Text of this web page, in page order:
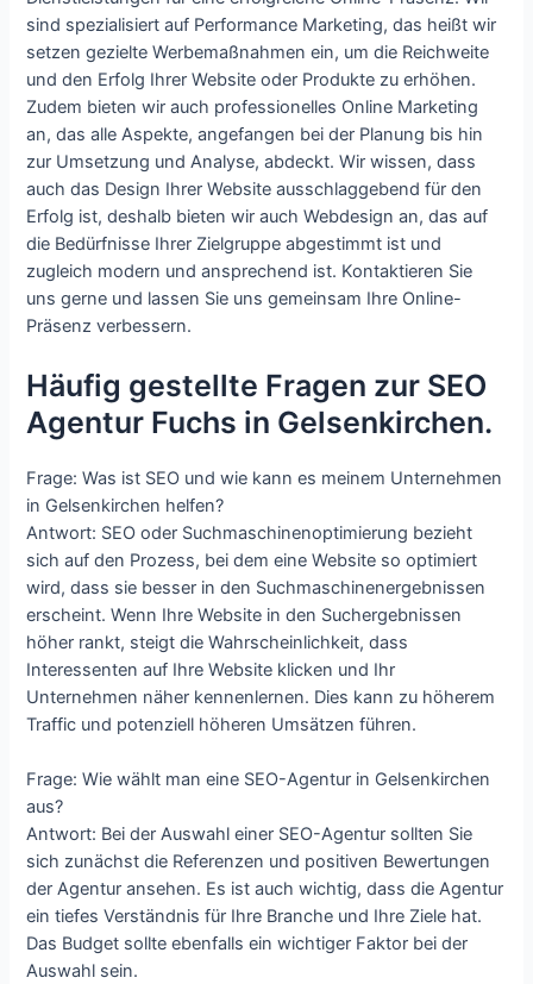
sind spezialisiert auf Performance Marketing, das heißt wir
setzen gezielte Werbemaßnahmen ein, um die Reichweite
und den Erfolg Ihrer Website oder Produkte zu erhöhen.
Zudem bieten wir auch professionelles Online Marketing
an, das alle Aspekte, angefangen bei der Planung bis hin
zur Umsetzung und Analyse, abdeckt. Wir wissen, dass
auch das Design Ihrer Website ausschlaggebend für den
Erfolg ist, deshalb bieten wir auch Webdesign an, das auf
die Bedürfnisse Ihrer Zielgruppe abgestimmt ist und
zugleich modern und ansprechend ist. Kontaktieren Sie
uns gerne und lassen Sie uns gemeinsam Ihre Online-
Präsenz verbessern.
Häufig gestellte Fragen zur SEO
Agentur Fuchs in Gelsenkirchen.
Frage: Was ist SEO und wie kann es meinem Unternehmen
in Gelsenkirchen helfen?
Antwort: SEO oder Suchmaschinenoptimierung bezieht
sich auf den Prozess, bei dem eine Website so optimiert
wird, dass sie besser in den Suchmaschinenergebnissen
erscheint. Wenn Ihre Website in den Suchergebnissen
höher rankt, steigt die Wahrscheinlichkeit, dass
Interessenten auf Ihre Website klicken und Ihr
Unternehmen näher kennenlernen. Dies kann zu höherem
Traffic und potenziell höheren Umsätzen führen.
Frage: Wie wählt man eine SEO-Agentur in Gelsenkirchen
aus?
Antwort: Bei der Auswahl einer SEO-Agentur sollten Sie
sich zunächst die Referenzen und positiven Bewertungen
der Agentur ansehen. Es ist auch wichtig, dass die Agentur
ein tiefes Verständnis für Ihre Branche und Ihre Ziele hat.
Das Budget sollte ebenfalls ein wichtiger Faktor bei der
Auswahl sein.